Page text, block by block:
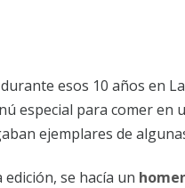
esos 10 años en
especial para comer en
ejemplares de
edición, se hacía un